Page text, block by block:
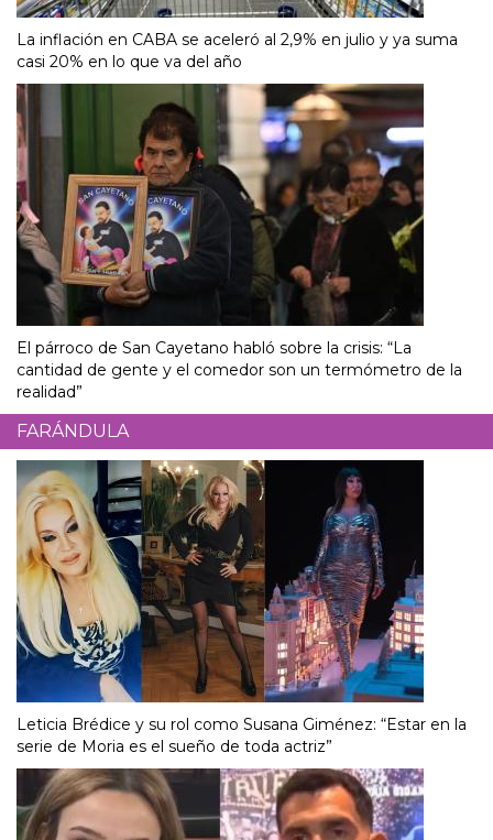
La inflación en CABA se aceleró al 2,9% en julio y ya suma
casi 20% en lo que va del año
El párroco de San Cayetano habló sobre la crisis: “La
cantidad de gente y el comedor son un termómetro de la
realidad”
FARÁNDULA
Leticia Brédice y su rol como Susana Giménez: “Estar en la
serie de Moria es el sueño de toda actriz”